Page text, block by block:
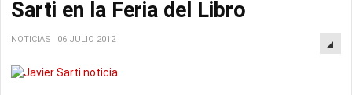
Sarti en la Feria del Libro
NOTICIAS 06 JULIO 2012